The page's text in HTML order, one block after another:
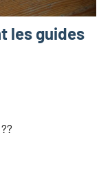
les guides
??